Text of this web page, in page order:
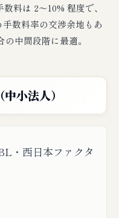
料は 2〜10% 程度で、
数料率の交渉余地もあ
中間段階に最適。
小法人）
・西日本ファクタ